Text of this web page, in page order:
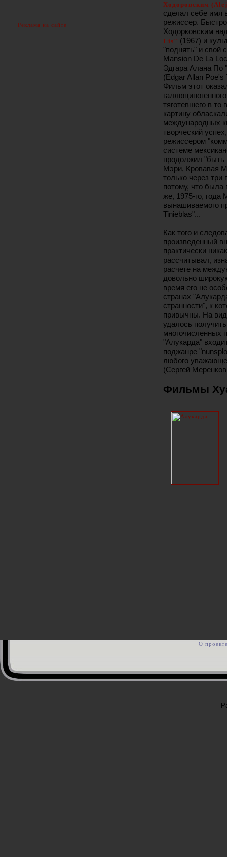
Ходоровским
сделал себе имя
режиссер.
Ходорковским
Lis" (1967) и
"поднять" и свой
Mansion De La
Эдгара Алана По
(Edgar Allan
Фильм этот
тяготевшего в то
картину
международных
творческий
режиссером
системе
продолжил "быть
Мэри, Кровавая
только через три
потому, что была
же, 1975-го, года
вынашиваемого
Tinieblas"...
Как того и
произведенный
практически
рассчитывал,
расчете на
довольно
время его не
странах
странности", к
привычны. На
удалось
многочисленных
"Алукарда"
поджанре
любого
(Сергей
Фильмы
Реклама на сайте
О